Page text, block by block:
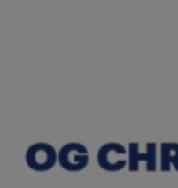
OG